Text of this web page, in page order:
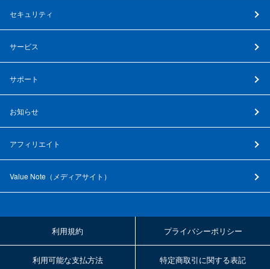
セキュリティ
サービス
サポート
お知らせ
アフィリエイト
Value Note（ メディアサイト ）
利用規約 プライバシーポリシー
利用可能な支払方法 特定商取引に関する表記